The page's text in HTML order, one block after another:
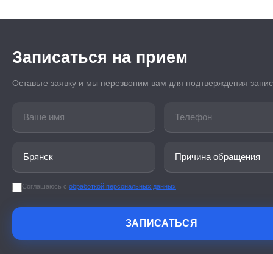
Записаться на прием
Оставьте заявку и мы перезвоним вам для подтверждения
Соглашаюсь с обработкой персональных данных
ЗАПИСАТЬСЯ